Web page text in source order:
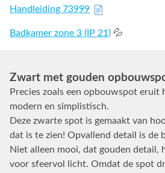
Handleiding 73999
Badkamer zone 3 (IP 21) 💦
Zwart met gouden
Precies zoals een opbouwspot eruit
modern en simplistisch.
Deze zwarte spot is gemaakt van
dat is te zien! Opvallend detail is de
Niet alleen mooi, dat gouden detail,
voor sfeervol licht. Omdat de spot